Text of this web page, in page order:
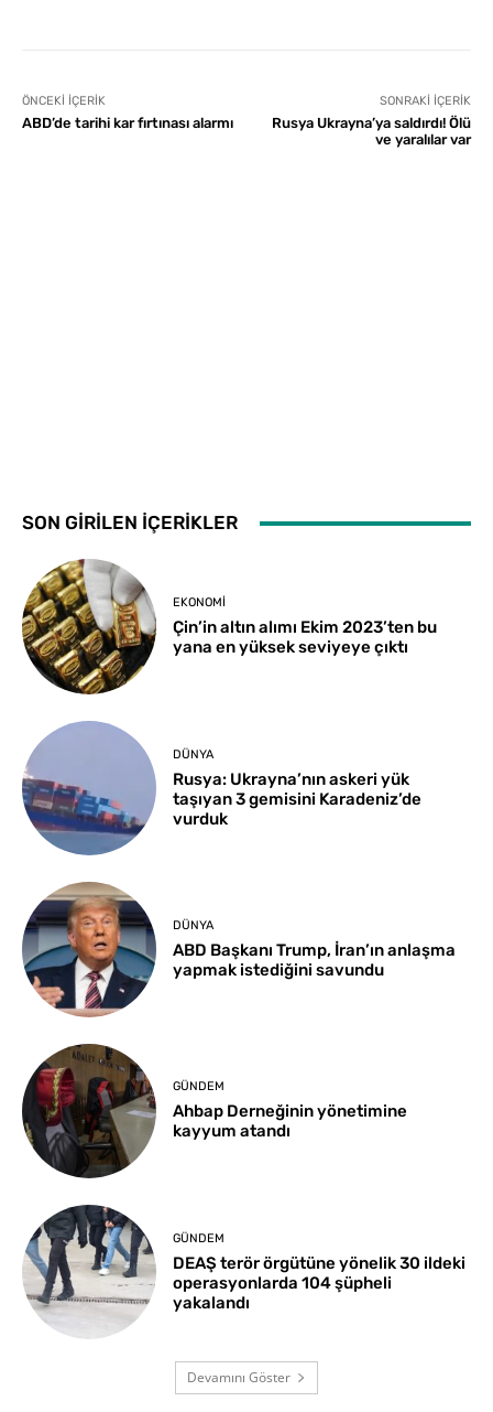
ÖNCEKI İÇERIK
ABD’de tarihi kar fırtınası alarmı
SONRAKI İÇERIK
Rusya Ukrayna’ya saldırdı! Ölü
ve yaralılar var
SON GİRİLEN İÇERİKLER
EKONOMI
Çin’in altın alımı Ekim 2023’ten bu
yana en yüksek seviyeye çıktı
DÜNYA
Rusya: Ukrayna’nın askeri yük
taşıyan 3 gemisini Karadeniz’de
vurduk
DÜNYA
ABD Başkanı Trump, İran’ın anlaşma
yapmak istediğini savundu
GÜNDEM
Ahbap Derneğinin yönetimine
kayyum atandı
GÜNDEM
DEAŞ terör örgütüne yönelik 30 ildeki
operasyonlarda 104 şüpheli
yakalandı
Devamını Göster